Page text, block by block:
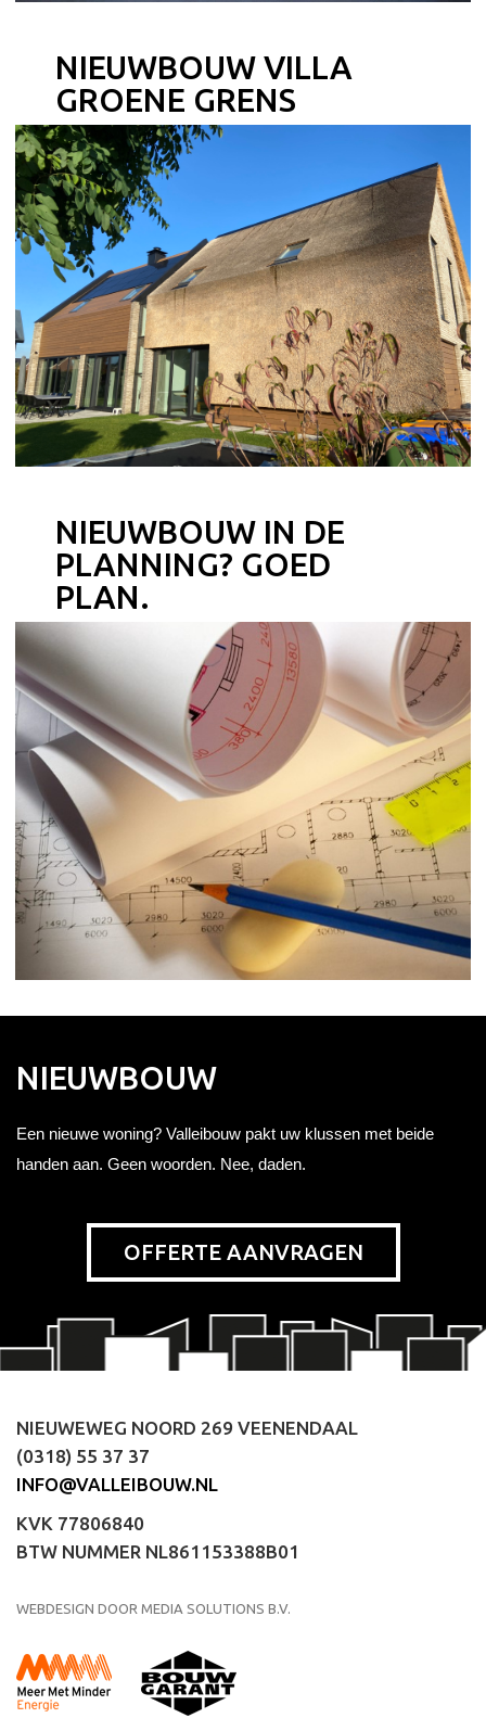
NIEUWBOUW VILLA
GROENE GRENS
NIEUWBOUW IN DE
PLANNING? GOED
PLAN.
NIEUWBOUW
Een nieuwe woning? Valleibouw pakt uw klussen met beide
handen aan. Geen woorden. Nee, daden.
OFFERTE AANVRAGEN
NIEUWEWEG NOORD 269 VEENENDAAL
(0318) 55 37 37
INFO@VALLEIBOUW.NL
KVK 77806840
BTW NUMMER NL861153388B01
WEBDESIGN DOOR MEDIA SOLUTIONS B.V.